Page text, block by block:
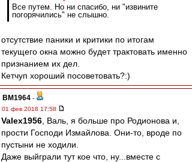
Все путем. Но ни спасибо, ни "извините
погорячились" не слышно.
отсутствие паники и критики по итогам
текущего окна можно будет трактовать именно
признанием их дел.
Кетчуп хороший посоветовать?:)
BM1964 -
01 фев 2018 17:58
Valex1956 , Валь, я больше про Родионова и,
прости Господи Измайлова. Они-то, вроде по
пустыни не ходили.
Даже выйграли тут кое что, ну...вместе с